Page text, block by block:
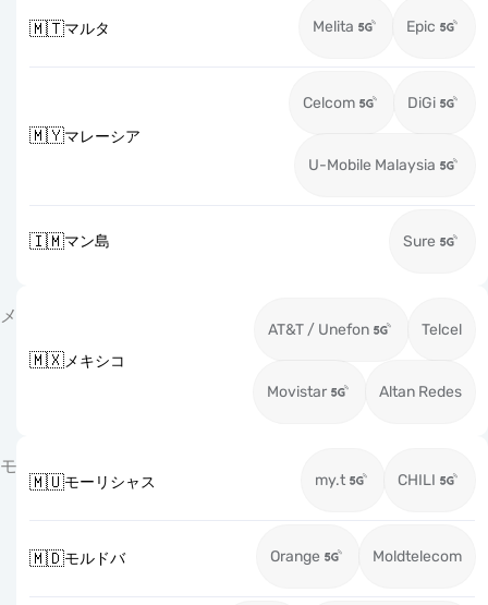
🇲🇹マルタ Melita Epic
🇲🇾マレーシア
Celcom DiGi
U-Mobile Malaysia
🇮🇲マン島 Sure
メ
🇲🇽メキシコ
AT&T / Unefon Telcel
Movistar Altan Redes
モ
🇲🇺モーリシャス my.t CHILI
🇲🇩モルドバ Orange Moldtelecom